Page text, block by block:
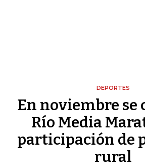
DEPORTES
En noviembre se
Río Media
participación de
rural